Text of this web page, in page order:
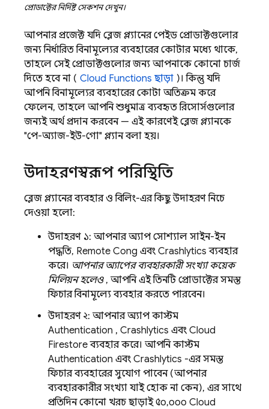
প্রোডাক্টের নির্দিষ্ট সেকশন দেখুন।
আপনার প্রজেক্ট যদি ব্লেজ প্ল্যানের পেইড প্রোডাক্টগুলোর
জন্য নির্ধারিত বিনামূল্যের ব্যবহারের কোটার মধ্যে থাকে,
তাহলে সেই প্রোডাক্টগুলোর জন্য আপনাকে কোনো চার্জ
দিতে হবে না ( Cloud Functions ছাড়া )। কিন্তু যদি
আপনি বিনামূল্যের ব্যবহারের কোটা অতিক্রম করে
ফেলেন, তাহলে আপনি শুধুমাত্র ব্যবহৃত রিসোর্সগুলোর
জন্যই অর্থ প্রদান করবেন — এই কারণেই ব্লেজ প্ল্যানকে
"পে-অ্যাজ-ইউ-গো" প্ল্যান বলা হয়।
উদাহরণস্বরূপ পরিস্থিতি
ব্লেজ প্ল্যানের ব্যবহার ও বিলিং-এর কিছু উদাহরণ নিচে
দেওয়া হলো:
উদাহরণ ১: আপনার অ্যাপ সোশ্যাল সাইন-ইন
পদ্ধতি, Remote Config এবং Crashlytics ব্যবহার
করে। আপনার অ্যাপের ব্যবহারকারী সংখ্যা কয়েক
মিলিয়ন হলেও, আপনি এই তিনটি প্রোডাক্টের সমস্ত
ফিচার বিনামূল্যে ব্যবহার করতে পারবেন।
উদাহরণ ২: আপনার অ্যাপ কাস্টম
Authentication , Crashlytics এবং Cloud
Firestoreব্যবহার করে। আপনি কাস্টম
Authentication এবং Crashlytics -এর সমস্ত
ফিচার ব্যবহারের সুযোগ পাবেন (আপনার
ব্যবহারকারীর সংখ্যা যাই হোক না কেন), এর সাথে
প্রতিদিন কোনো খরচ ছাড়াই ৫০,০০০ Cloud